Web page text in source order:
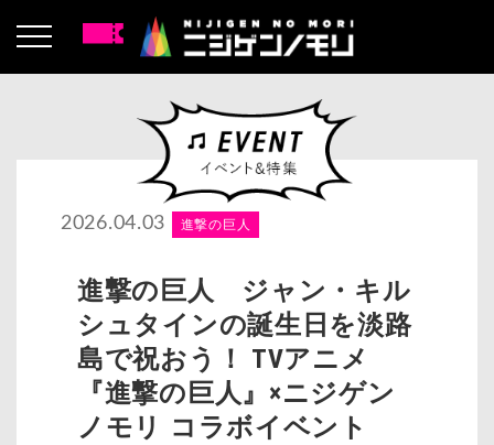
2026.04.03 進撃の巨人
進撃の巨人 ジャン・キル
シュタインの誕生日を淡路
島で祝おう！ TVアニメ
『進撃の巨人』×ニジゲン
ノモリ コラボイベント